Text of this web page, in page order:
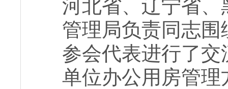
河北省、辽宁省
管理局负责同志
参会代表进行了
单位办公用房管